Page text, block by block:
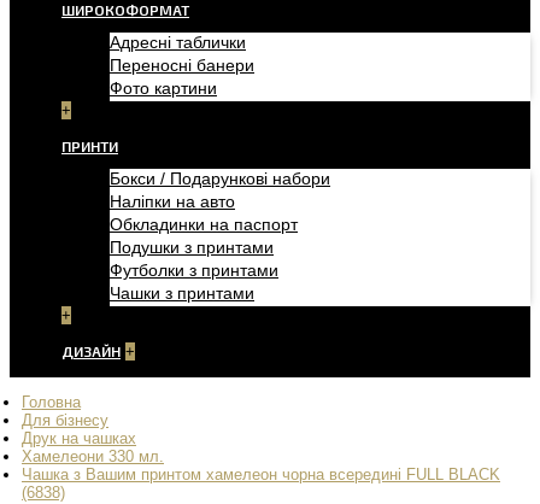
ШИРОКОФОРМАТ
Адресні таблички
Переносні банери
Фото картини
+
ПРИНТИ
Бокси / Подарункові набори
Наліпки на авто
Обкладинки на паспорт
Подушки з принтами
Футболки з принтами
Чашки з принтами
+
ДИЗАЙН +
Головна
Для бізнесу
Друк на чашках
Хамелеони 330 мл.
Чашка з Вашим принтом хамелеон чорна всередині FULL BLACK
(6838)